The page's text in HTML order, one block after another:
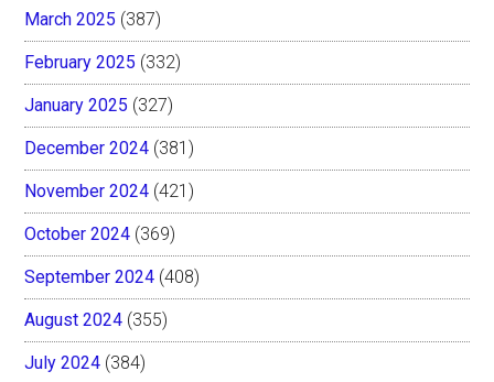
March 2025 (387)
February 2025 (332)
January 2025 (327)
December 2024 (381)
November 2024 (421)
October 2024 (369)
September 2024 (408)
August 2024 (355)
July 2024 (384)